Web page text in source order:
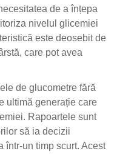
de a înțepa
nivelul glicemiei
este deosebit de
care pot avea
de glucometre fără
ultimă generație care
Rapoartele sunt
să ia decizii
într-un timp scurt. Acest